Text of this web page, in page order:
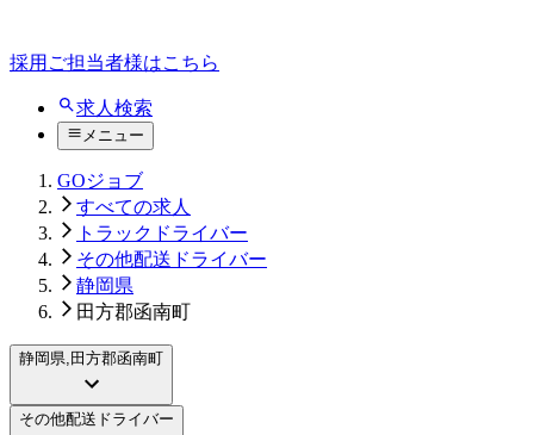
採用ご担当者様はこちら
求人検索
メニュー
GOジョブ
すべての求人
トラックドライバー
その他配送ドライバー
静岡県
田方郡函南町
静岡県,田方郡函南町
その他配送ドライバー